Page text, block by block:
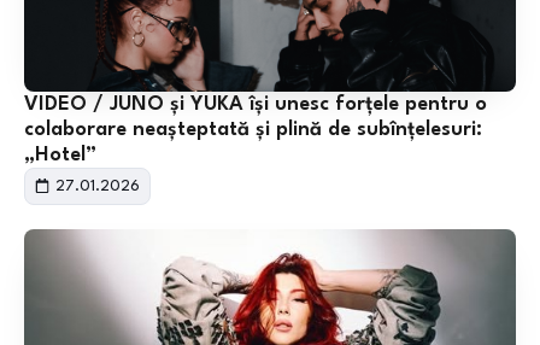
VIDEO / JUNO și YUKA își unesc forțele pentru o
colaborare neașteptată și plină de subînțelesuri:
„Hotel”
27.01.2026